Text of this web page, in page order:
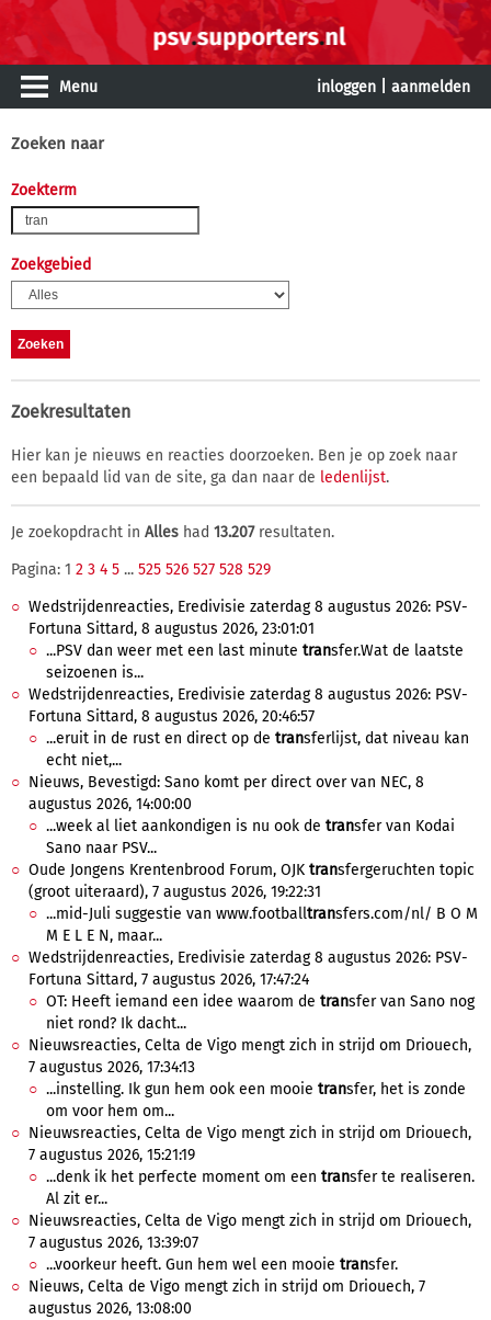
Menu inloggen aanmelden
Zoeken naar
Zoekterm
Zoekgebied
Zoekresultaten
Hier kan je nieuws en reacties doorzoeken. Ben je op zoek naar
een bepaald lid van de site, ga dan naar de ledenlijst.
Je zoekopdracht in Alles had 13.207resultaten.
Pagina: 1 2 3 4 5 ... 525 526 527 528 529
Wedstrijdenreacties, Eredivisie zaterdag 8 augustus 2026: PSV-
Fortuna Sittard, 8 augustus 2026, 23:01:01
...PSV dan weer met een last minute transfer.Wat de laatste
seizoenen is...
Wedstrijdenreacties, Eredivisie zaterdag 8 augustus 2026: PSV-
Fortuna Sittard, 8 augustus 2026, 20:46:57
...eruit in de rust en direct op de transferlijst, dat niveau kan
echt niet,...
Nieuws, Bevestigd: Sano komt per direct over van NEC, 8
augustus 2026, 14:00:00
...week al liet aankondigen is nu ook de transfer van Kodai
Sano naar PSV...
Oude Jongens Krentenbrood Forum, OJK transfergeruchten topic
(groot uiteraard), 7 augustus 2026, 19:22:31
...mid-Juli suggestie van www.footballtransfers.com/nl/ B O M
M E L E N, maar...
Wedstrijdenreacties, Eredivisie zaterdag 8 augustus 2026: PSV-
Fortuna Sittard, 7 augustus 2026, 17:47:24
OT: Heeft iemand een idee waarom de transfer van Sano nog
niet rond? Ik dacht...
Nieuwsreacties, Celta de Vigo mengt zich in strijd om Driouech,
7 augustus 2026, 17:34:13
...instelling. Ik gun hem ook een mooie transfer, het is zonde
om voor hem om...
Nieuwsreacties, Celta de Vigo mengt zich in strijd om Driouech,
7 augustus 2026, 15:21:19
...denk ik het perfecte moment om een transfer te realiseren.
Al zit er...
Nieuwsreacties, Celta de Vigo mengt zich in strijd om Driouech,
7 augustus 2026, 13:39:07
...voorkeur heeft. Gun hem wel een mooie transfer.
Nieuws, Celta de Vigo mengt zich in strijd om Driouech, 7
augustus 2026, 13:08:00